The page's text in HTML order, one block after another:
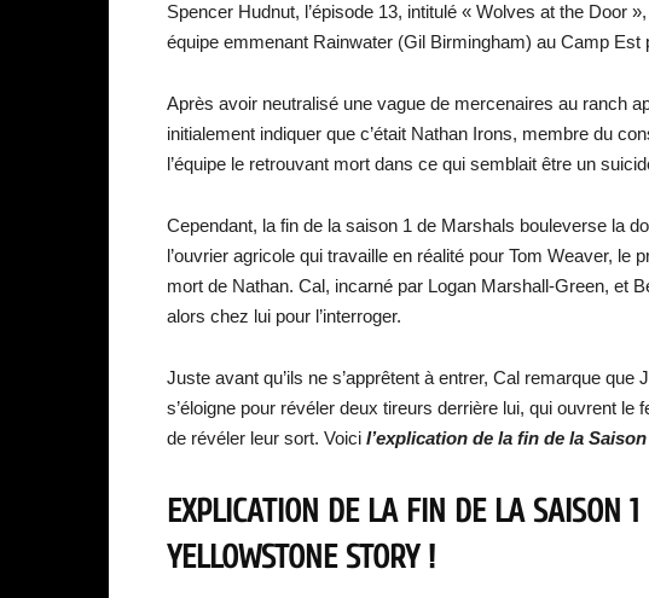
Spencer Hudnut, l’épisode 13, intitulé « Wolves at the Door
équipe emmenant Rainwater (Gil Birmingham) au Camp Est
Après avoir neutralisé une vague de mercenaires au ranch
initialement indiquer que c’était Nathan Irons, membre du
l’équipe le retrouvant mort dans ce qui semblait être un
Cependant, la fin de la saison 1 de Marshals bouleverse la
l’ouvrier agricole qui travaille en réalité pour Tom Weaver, le
mort de Nathan. Cal, incarné par Logan Marshall-Green, et
alors chez lui pour l’interroger.
Juste avant qu’ils ne s’apprêtent à entrer, Cal remarque
s’éloigne pour révéler deux tireurs derrière lui, qui ouvrent le
de révéler leur sort. Voici l’explication de la fin de la
EXPLICATION DE LA FIN DE LA SAISON
YELLOWSTONE STORY !